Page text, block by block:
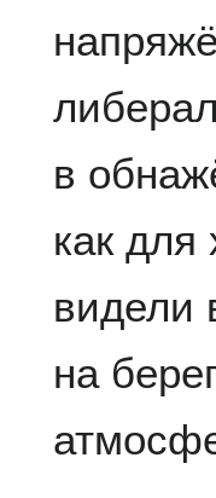
в
как для
видели
на